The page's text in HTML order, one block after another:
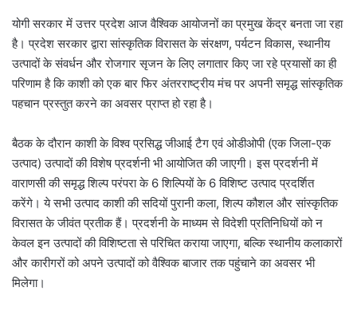
योगी सरकार में उत्तर प्रदेश आज वैश्विक आयोजनों का प्रमुख केंद्र बनता जा रहा
है। प्रदेश सरकार द्वारा सांस्कृतिक विरासत के संरक्षण, पर्यटन विकास, स्थानीय
उत्पादों के संवर्धन और रोजगार सृजन के लिए लगातार किए जा रहे प्रयासों का ही
परिणाम है कि काशी को एक बार फिर अंतरराष्ट्रीय मंच पर अपनी समृद्ध सांस्कृतिक
पहचान प्रस्तुत करने का अवसर प्राप्त हो रहा है।
बैठक के दौरान काशी के विश्व प्रसिद्ध जीआई टैग एवं ओडीओपी (एक जिला-एक
उत्पाद) उत्पादों की विशेष प्रदर्शनी भी आयोजित की जाएगी। इस प्रदर्शनी में
वाराणसी की समृद्ध शिल्प परंपरा के 6 शिल्पियों के 6 विशिष्ट उत्पाद प्रदर्शित
करेंगे। ये सभी उत्पाद काशी की सदियों पुरानी कला, शिल्प कौशल और सांस्कृतिक
विरासत के जीवंत प्रतीक हैं। प्रदर्शनी के माध्यम से विदेशी प्रतिनिधियों को न
केवल इन उत्पादों की विशिष्टता से परिचित कराया जाएगा, बल्कि स्थानीय कलाकारों
और कारीगरों को अपने उत्पादों को वैश्विक बाजार तक पहुंचाने का अवसर भी
मिलेगा।